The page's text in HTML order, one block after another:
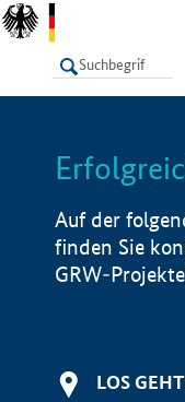
LISTE
Auf der
finden Sie
GRW-
LOS